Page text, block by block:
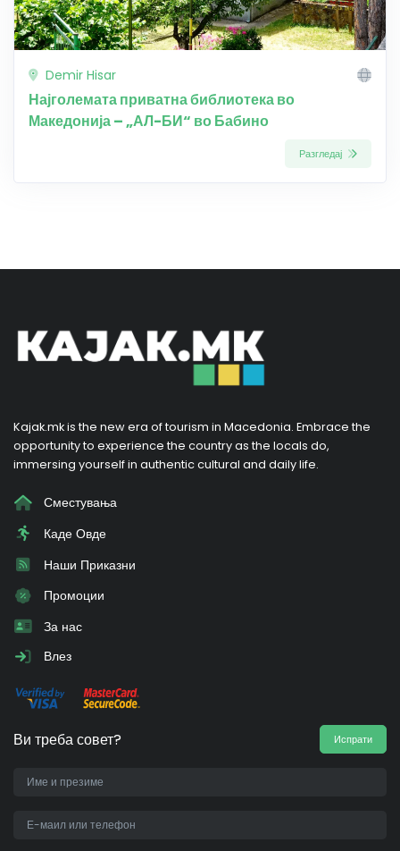
Demir Hisar
Најголемата приватна библиотека во
Македонија – „АЛ-БИ“ во Бабино
Разгледај
Kajak.mk is the new era of tourism in Macedonia. Embrace the
opportunity to experience the country as the locals do,
immersing yourself in authentic cultural and daily life.
Сместувања
Каде Овде
Наши Приказни
Промоции
За нас
Влез
Ви треба совет? Испрати